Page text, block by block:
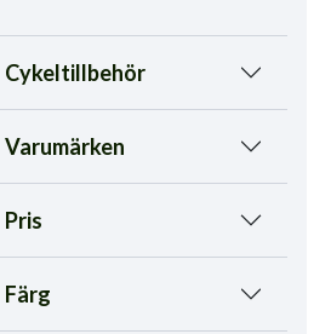
Cykeltillbehör
Varumärken
Pris
Färg